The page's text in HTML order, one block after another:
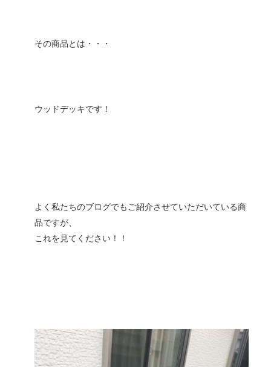
その商品とは・・・
ウッドデッキです！
よく私たちのブログでもご紹介させていただいている商
品ですが、
これを見てください！！